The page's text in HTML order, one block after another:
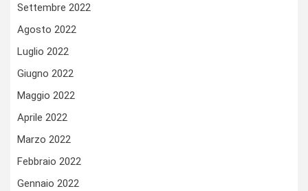
Settembre 2022
Agosto 2022
Luglio 2022
Giugno 2022
Maggio 2022
Aprile 2022
Marzo 2022
Febbraio 2022
Gennaio 2022